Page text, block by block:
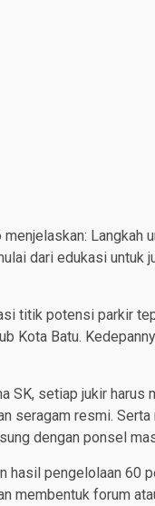
Langkah
dari edukasi
titik potensi parkir
Kota Batu.
SK, setiap jukir
seragam resmi.
dengan ponsel
hasil pengelolaan 60
membentuk forum